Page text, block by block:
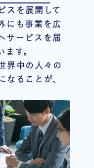
スを展開して
にも事業を広
サービスを届
ます。
界中の人々の
なることが、